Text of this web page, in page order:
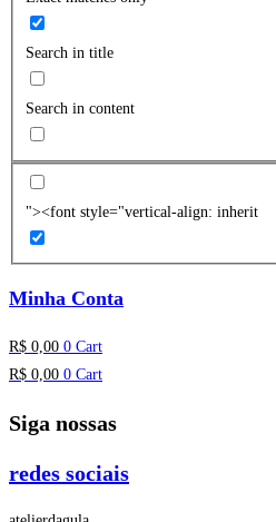
Search in title
Search in content
"><font style="vertical-align: inherit
Minha Conta
R$ 0,00 0 Cart
R$ 0,00 0 Cart
Siga nossas
redes sociais